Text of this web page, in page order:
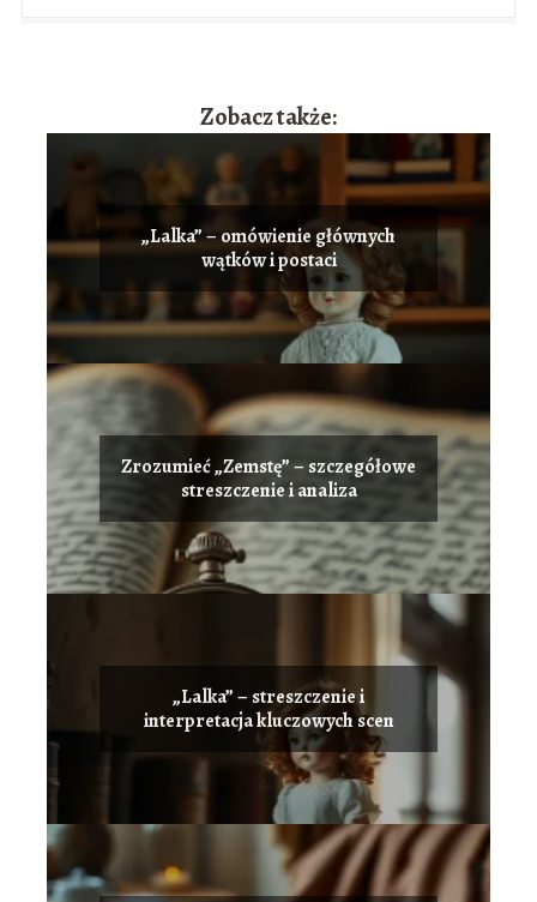
Zobacz także:
„Lalka” – omówienie głównych
wątków i postaci
Zrozumieć „Zemstę” – szczegółowe
streszczenie i analiza
„Lalka” – streszczenie i
interpretacja kluczowych scen